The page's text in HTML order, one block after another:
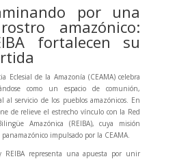
por una
amazónico:
fortalecen su
Eclesial de la Amazonía (CEAMA) celebra
como un espacio de comunión,
al servicio de los pueblos amazónicos. En
de relieve el estrecho vínculo con la Red
Amazónica (REIBA), cuya misión
impulsado por la CEAMA.
REIBA representa una apuesta por unir